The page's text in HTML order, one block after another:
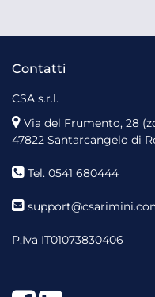
Contatti
CSA s.r.l.
Via del Frumento, 28
47822 Santarcangelo di
Tel. 0541 680444
P.Iva IT01073830406